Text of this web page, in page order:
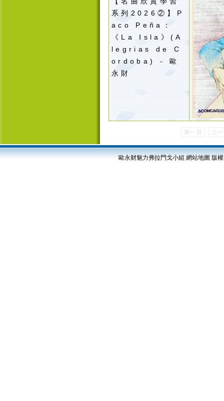
系列2026②】P
aco Peña：
《La Isla》(A
legrias de C
ordoba) - 歐
永財
第一頁 上
歐永财魅力弗拉門戈小組 網站地圖 版